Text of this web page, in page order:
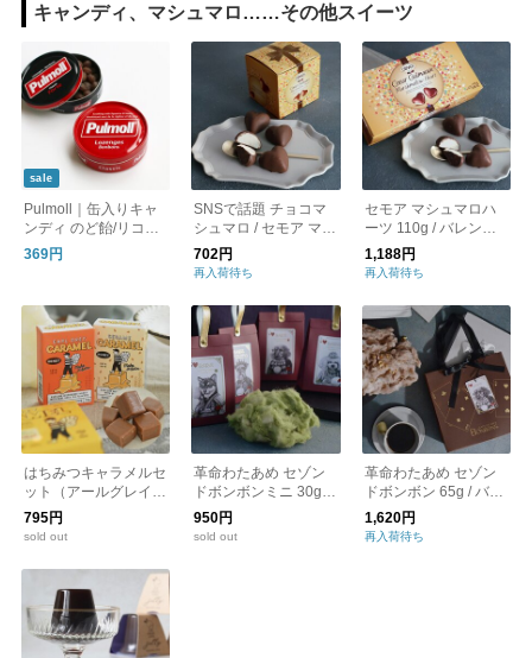
キャンディ、マシュマロ……その他スイーツ
sale
Pulmoll｜缶入りキャ
ンディ のど飴/リコリ
ス 缶入り
369円
SNSで話題 チョコマ
シュマロ / セモア マシ
ュマロハーツ ギフト
ボックス6個 / バレン
ョコ チョコレート
702円
再入荷待ち
セモア マシュマロハ
ーツ 110g / バレンタ
イン チョコレート
1,188円
再入荷待ち
はちみつキャラメルセ
ット（アールグレイ・
ごま）WORKERBEE
バレンタイン プレゼ
795円
sold out
革命わたあめ セゾン
ドボンボンミニ 30g
/ バレンタイン
950円
sold out
革命わたあめ セゾン
ドボンボン 65g / バレ
ンタイン
1,620円
再入荷待ち